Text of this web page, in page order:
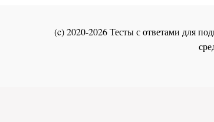
(c) 2020-2026 Тесты с ответами для